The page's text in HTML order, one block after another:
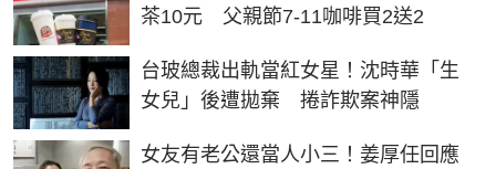
茶10元 父親節7-11咖啡買2送2
台玻總裁出軌當紅女星！沈時華「生
女兒」後遭拋棄 捲詐欺案神隱
女友有老公還當人小三！姜厚任回應